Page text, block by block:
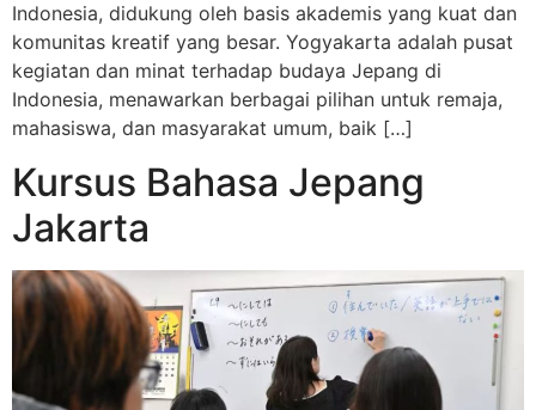
Indonesia, didukung oleh basis akademis yang kuat dan
komunitas kreatif yang besar. Yogyakarta adalah pusat
kegiatan dan minat terhadap budaya Jepang di
Indonesia, menawarkan berbagai pilihan untuk remaja,
mahasiswa, dan masyarakat umum, baik […]
Kursus Bahasa Jepang
Jakarta